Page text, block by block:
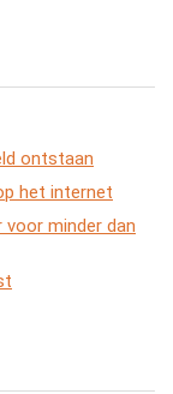
ontstaan
het internet
minder dan